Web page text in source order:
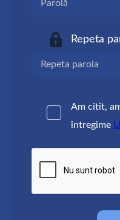
Repeta
Am citit,
întregime